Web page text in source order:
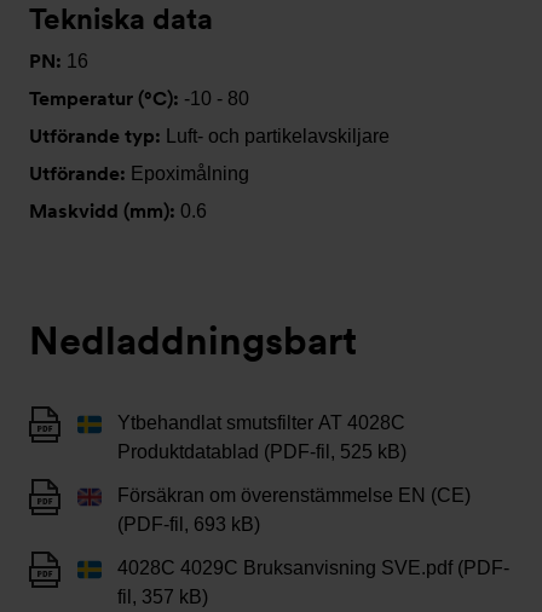
Tekniska data
PN: 16
Temperatur (°C): -10 - 80
Utförande typ: Luft- och partikelavskiljare
Utförande: Epoximålning
Maskvidd (mm): 0.6
Nedladdningsbart
Ytbehandlat smutsfilter AT 4028C
Produktdatablad (PDF-fil, 525 kB)
Försäkran om överenstämmelse EN (CE)
(PDF-fil, 693 kB)
4028C 4029C Bruksanvisning SVE.pdf (PDF-
fil, 357 kB)